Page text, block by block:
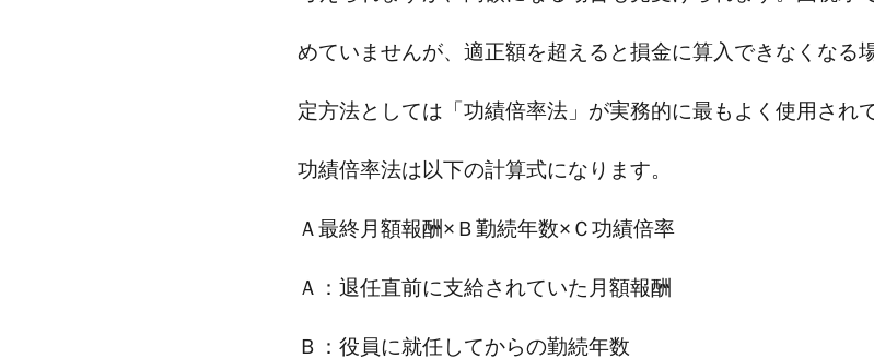
めていませんが、適正額を超えると損金に算入できなくなる
定方法としては「功績倍率法」が実務的に最もよく使用され
功績倍率法は以下の計算式になります。
Ａ最終月額報酬×Ｂ勤続年数×Ｃ功績倍率
Ａ：退任直前に支給されていた月額報酬
Ｂ：役員に就任してからの勤続年数